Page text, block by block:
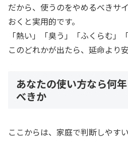
だから、使うのをやめるべきサ
おくと実用的です。
「熱い」「臭う」「ふくらむ」
このどれかが出たら、延命より
あなたの使い方なら何
べきか
ここからは、家庭で判断しやす